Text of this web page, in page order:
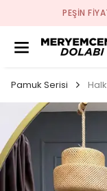
PEŞİN
Pamuk Serisi